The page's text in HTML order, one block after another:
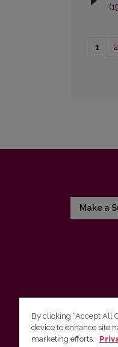
1 2
Make a
Vilniaus
By clicking “Accept All
device to enhance site
marketing efforts.